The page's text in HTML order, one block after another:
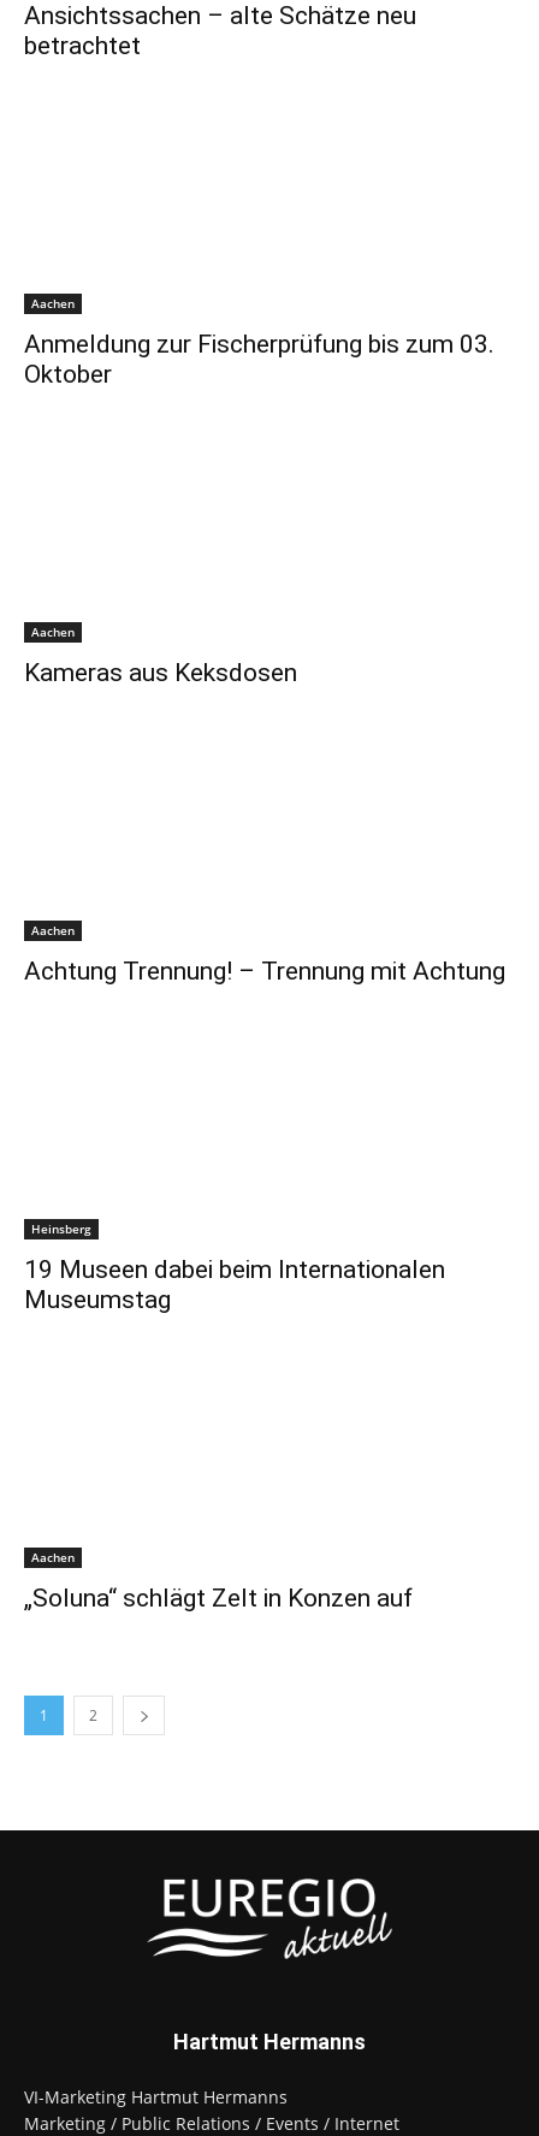
Ansichtssachen – alte Schätze neu
betrachtet
Aachen
Anmeldung zur Fischerprüfung bis zum 03.
Oktober
Aachen
Kameras aus Keksdosen
Aachen
Achtung Trennung! – Trennung mit Achtung
Heinsberg
19 Museen dabei beim Internationalen
Museumstag
Aachen
„Soluna“ schlägt Zelt in Konzen auf
1 2
Hartmut Hermanns
VI-Marketing Hartmut Hermanns
Marketing / Public Relations / Events / Internet